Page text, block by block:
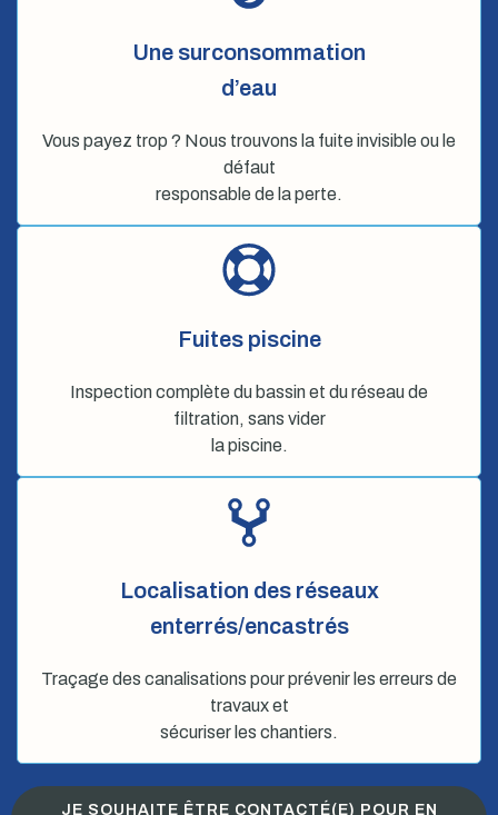
Une surconsommation
d’eau
Vous payez trop ? Nous trouvons la fuite invisible ou le
défaut
responsable de la perte.
Fuites piscine
Inspection complète du bassin et du réseau de
filtration, sans vider
la piscine.
Localisation des réseaux
enterrés/encastrés
Traçage des canalisations pour prévenir les erreurs de
travaux et
sécuriser les chantiers.
JE SOUHAITE ÊTRE CONTACTÉ(E) POUR EN